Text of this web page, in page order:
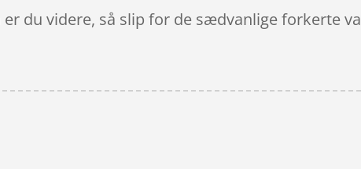
du videre, så slip for de sædvanlige forkerte